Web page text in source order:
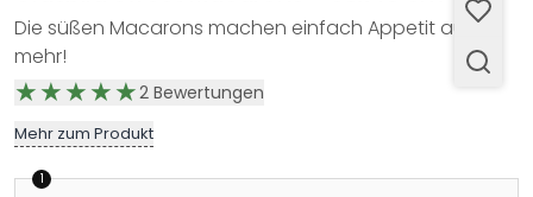
Die süßen Macarons machen einfach Appetit auf
mehr!
2 Bewertungen
Mehr zum Produkt
1